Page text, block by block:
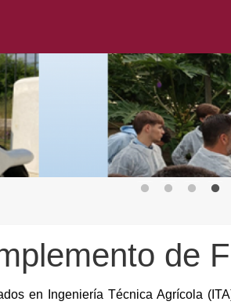
de
en Ingeniería Técnica Agrícola